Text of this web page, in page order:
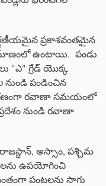
ప్రకాశవంతమైన
ఉంటాయి. పండు
"ఎ" గ్రేడ్ యొక్క
నుండి పండించిన
రవాణా సమయంలో
నుండి రవాణా
రాజస్థాన్, అస్సాం, పశ్చిమ
ఉపయోగించి
పంటలను సాగు